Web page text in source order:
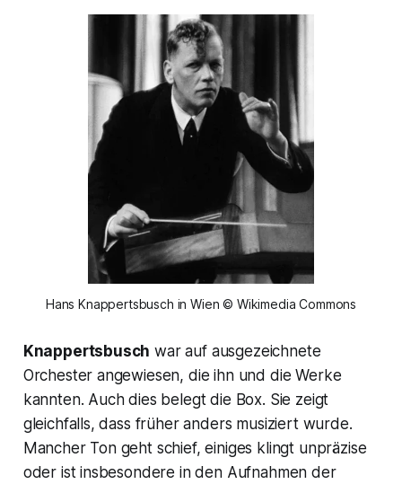
Hans Knappertsbusch in Wien © Wikimedia Commons
Knappertsbusch war auf ausgezeichnete
Orchester angewiesen, die ihn und die Werke
kannten. Auch dies belegt die Box. Sie zeigt
gleichfalls, dass früher anders musiziert wurde.
Mancher Ton geht schief, einiges klingt unpräzise
oder ist insbesondere in den Aufnahmen der